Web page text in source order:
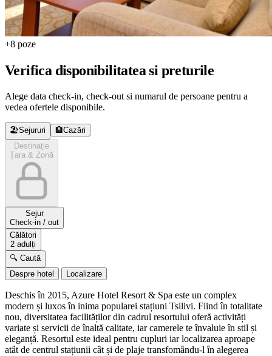
+8 poze
Verifica disponibilitatea si preturile
Alege data check-in, check-out si numarul de persoane pentru a
vedea ofertele disponibile.
🏖️Sejururi 🏨Cazări
Destinație
Țara & Zonă
Sejur
Check-in / out
Călători
2 adulți
🔍 Caută
Despre hotel
Localizare
Deschis în 2015, Azure Hotel Resort & Spa este un complex
modern și luxos în inima popularei stațiuni Tsilivi. Fiind în totalitate
nou, diversitatea facilităților din cadrul resortului oferă activități
variate și servicii de înaltă calitate, iar camerele te învaluie în stil și
eleganță. Resortul este ideal pentru cupluri iar localizarea aproape
atât de centrul stațiunii cât și de plaje transfomându-l în alegerea